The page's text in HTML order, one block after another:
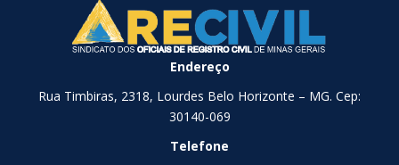
Endereço
Rua Timbiras, 2318, Lourdes Belo Horizonte – MG. Cep:
30140-069
Telefone